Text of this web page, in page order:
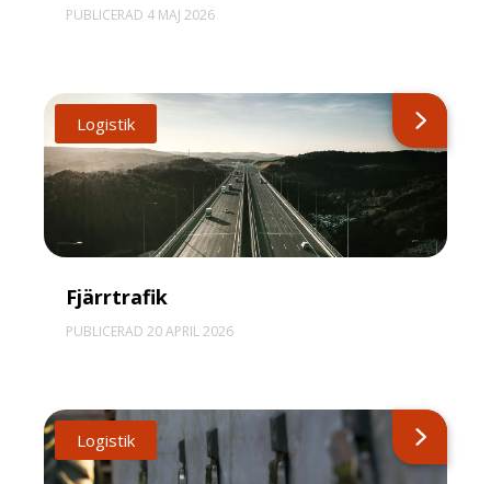
PUBLICERAD 4 MAJ 2026
Logistik
Fjärrtrafik
PUBLICERAD 20 APRIL 2026
Logistik